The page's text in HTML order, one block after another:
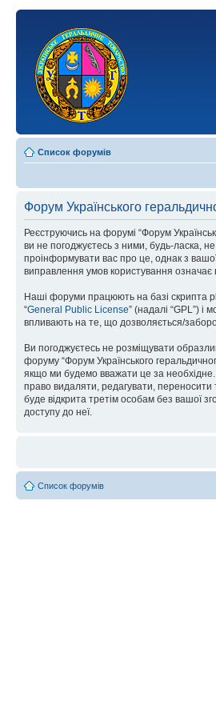
Список форумів
Форум Українського
Реєструючись на форумі “Форум
ви не погоджуєтесь з ними, будь-ласка,
проінформувати вас про це, однак з
виправлення умов користування означає
Наші форуми працюють на базі скрипта
“General Public License” (надалі “GPL”) і
впливають на те, що дозволяється/
Ви погоджуєтесь не розміщувати
форуму “Форум Українського
якщо ми будемо вважати це за необхідне.
право видаляти, редагувати, переносити
буде відкрита третім особам без вашої
доступу до неї.
Список форумів